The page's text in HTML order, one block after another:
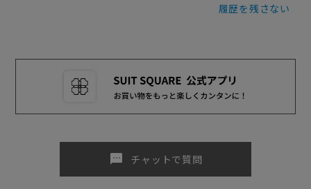
履歴を残さない
sms チャットで質問